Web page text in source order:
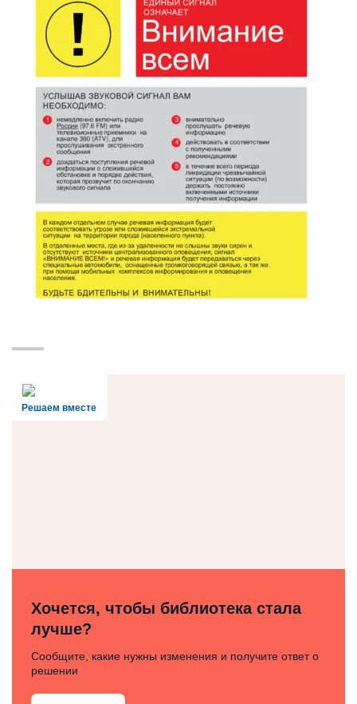
Решаем вместе
Хочется, чтобы библиотека стала
лучше?
Сообщите, какие нужны изменения и получите ответ о
решении